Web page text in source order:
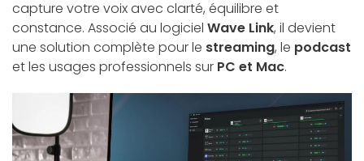
capture votre voix avec clarté, équilibre et
constance. Associé au logiciel Wave Link, il devient
une solution complète pour le streaming, le podcast
et les usages professionnels sur PC et Mac.